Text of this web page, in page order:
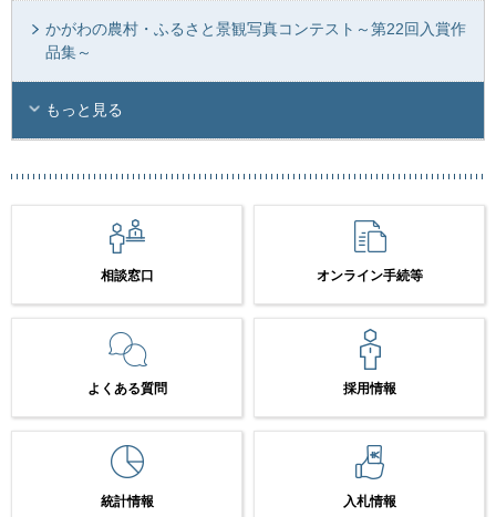
かがわの農村・ふるさと景観写真コンテスト～第22回入賞作
品集～
もっと見る
相談窓口 オンライン手続等
よくある質問 採用情報
統計情報 入札情報